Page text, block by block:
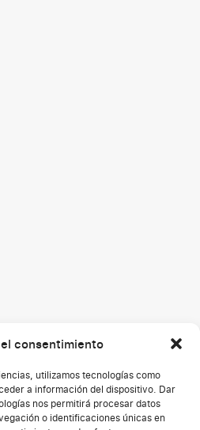
consentimiento
utilizamos tecnologías como
a información del dispositivo. Dar
nos permitirá procesar datos
o identificaciones únicas en